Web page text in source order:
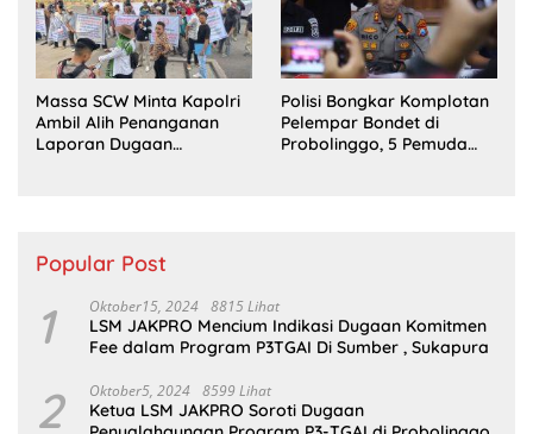
Massa SCW Minta Kapolri
Ambil Alih Penanganan
Laporan Dugaan
Polisi Bongkar Komplotan
Pelempar Bondet di
Probolinggo, 5 Pemuda
Popular Post
1 Oktober15, 2024 8815 Lihat
LSM JAKPRO Mencium Indikasi Dugaan Komitmen
Fee dalam Program P3TGAI Di Sumber , Sukapura
2 Oktober5, 2024 8599 Lihat
Ketua LSM JAKPRO Soroti Dugaan